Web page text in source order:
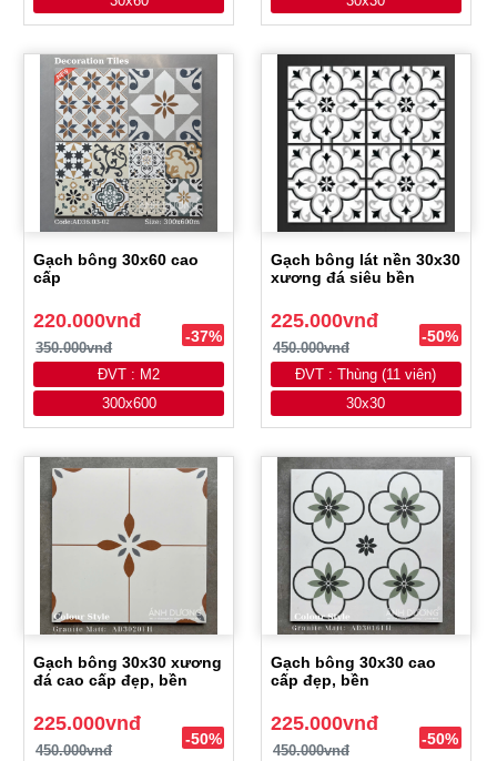
Gạch bông 30x60 cao
cấp
220.000vnđ
350.000vnđ
-37%
ĐVT : M2
300x600
Gạch bông lát nền 30x30
xương đá siêu bền
225.000vnđ
450.000vnđ
-50%
ĐVT : Thùng (11 viên)
30x30
Gạch bông 30x30 xương
đá cao cấp đẹp, bền
225.000vnđ
450.000vnđ
-50%
Gạch bông 30x30 cao
cấp đẹp, bền
225.000vnđ
450.000vnđ
-50%